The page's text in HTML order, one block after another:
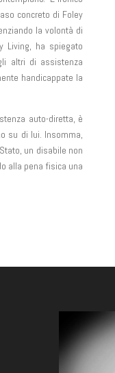
concreto di Foley
la volontà di
Living, ha spiegato
altri di assistenza
handicappate la
auto-diretta, è
su di lui. Insomma,
un disabile non
alla pena fisica una